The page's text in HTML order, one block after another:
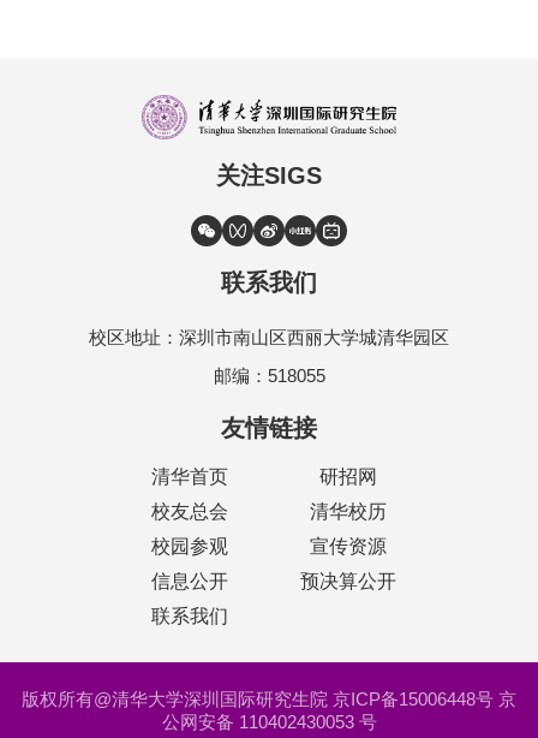
关注SIGS
联系我们
校区地址：深圳市南山区西丽大学城清华园区
邮编：518055
友情链接
清华首页
研招网
校友总会
清华校历
校园参观
宣传资源
信息公开
预决算公开
联系我们
版权所有@清华大学深圳国际研究生院 京ICP备15006448号 京
公网安备 110402430053 号